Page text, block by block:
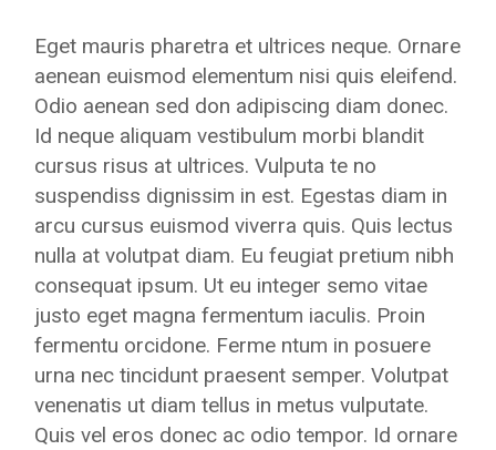
Eget mauris pharetra et ultrices neque. Ornare
aenean euismod elementum nisi quis eleifend.
Odio aenean sed don adipiscing diam donec.
Id neque aliquam vestibulum morbi blandit
cursus risus at ultrices. Vulputa te no
suspendiss dignissim in est. Egestas diam in
arcu cursus euismod viverra quis. Quis lectus
nulla at volutpat diam. Eu feugiat pretium nibh
consequat ipsum. Ut eu integer semo vitae
justo eget magna fermentum iaculis. Proin
fermentu orcidone. Ferme ntum in posuere
urna nec tincidunt praesent semper. Volutpat
venenatis ut diam tellus in metus vulputate.
Quis vel eros donec ac odio tempor. Id ornare